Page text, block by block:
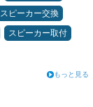
スピーカー交換
スピーカー取付
もっと見る